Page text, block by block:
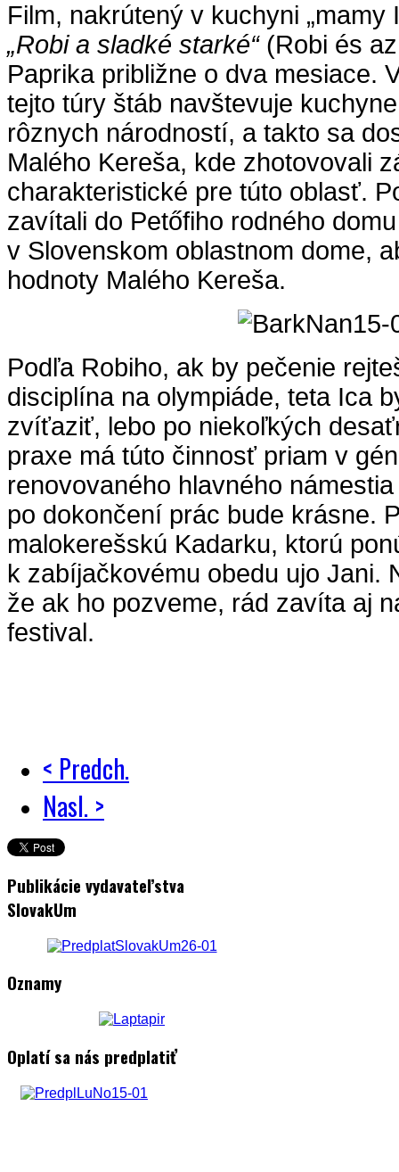
Film, nakrútený v kuchyni „mamy
„Robi a sladké starké“(Robi és
Paprika približne o dva mesiace.
tejto túry štáb navštevuje
rôznych národností, a takto sa
Malého Kereša, kde zhotovovali
charakteristické pre túto oblasť.
zavítali do Petőfiho rodného
v Slovenskom oblastnom dome,
hodnoty Malého Kereša.
Podľa Robiho, ak by pečenie
disciplína na olympiáde, teta Ica
zvíťaziť, lebo po niekoľkých
praxe má túto činnosť priam v
renovovaného hlavného
po dokončení prác bude krásne.
malokerešskú Kadarku, ktorú
k zabíjačkovému obedu ujo Jani.
že ak ho pozveme, rád zavíta aj
festival.
< Predch.
Nasl. >
Publikácie vydavateľstva
SlovakUm
Oznamy
Oplatí sa nás predplatiť